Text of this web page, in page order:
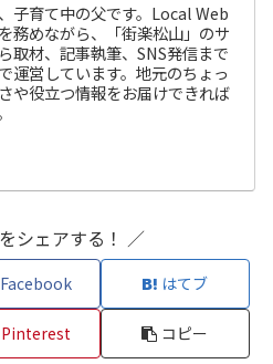
子育て中の父です。Local Web
務めながら、「街楽松山」のサ
取材、記事執筆、SNS発信まで
運営しています。地元のちょっ
や役立つ情報をお届けできれば
シェアする！ ／
Facebook はてブ
Pinterest コピー